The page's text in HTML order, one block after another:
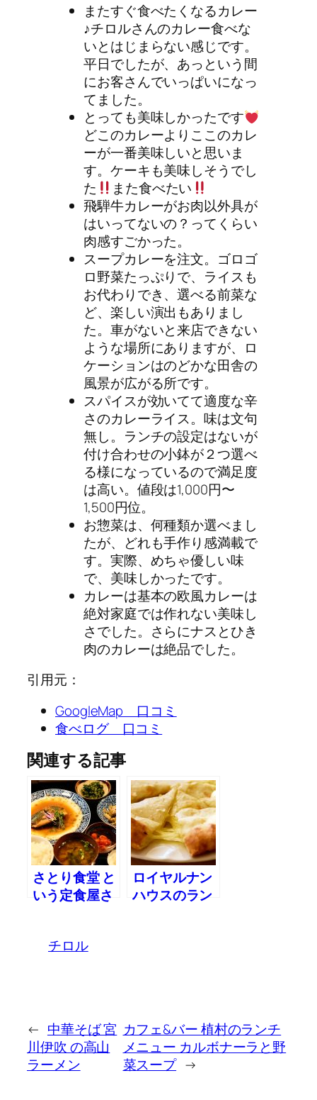
またすぐ食べたくなるカレー
♪チロルさんのカレー食べな
いとはじまらない感じです。
平日でしたが、あっという間
にお客さんでいっぱいになっ
てました。
とっても美味しかったです
どこのカレーよりここのカレ
ーが一番美味しいと思いま
す。ケーキも美味しそうでし
た
また食べたい
飛騨牛カレーがお肉以外具が
はいってないの？ってくらい
肉感すごかった。
スープカレーを注文。ゴロゴ
ロ野菜たっぷりで、ライスも
お代わりでき、選べる前菜な
ど、楽しい演出もありまし
た。車がないと来店できない
ような場所にありますが、ロ
ケーションはのどかな田舎の
風景が広がる所です。
スパイスが効いてて適度な辛
さのカレーライス。味は文句
無し。ランチの設定はないが
付け合わせの小鉢が２つ選べ
る様になっているので満足度
は高い。値段は1,000円〜
1,500円位。
お惣菜は、何種類か選べまし
たが、どれも手作り感満載で
す。実際、めちゃ優しい味
で、美味しかったです。
カレーは基本の欧風カレーは
絶対家庭では作れない美味し
さでした。さらにナスとひき
肉のカレーは絶品でした。
引用元：
GoogleMap 口コミ
食べログ 口コミ
関連する記事
さとり食堂 と
いう定食屋さ
ロイヤルナン
ハウスのラン
チロル
← 中華そば 宮
川伊吹 の高山
ラーメン
カフェ&バー 植村のランチ
メニュー カルボナーラと野
菜スープ →